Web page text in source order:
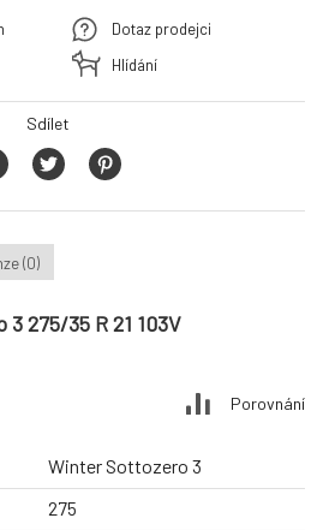
Dotaz prodejci
Hlídání
Sdílet
(0)
275/35 R 21 103V
Porovnání
Winter Sottozero 3
275